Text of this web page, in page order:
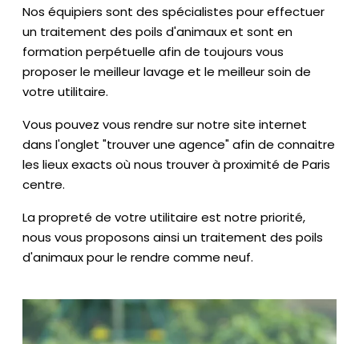
Nos équipiers sont des spécialistes pour effectuer
un traitement des poils d'animaux et sont en
formation perpétuelle afin de toujours vous
proposer le meilleur lavage et le meilleur soin de
votre utilitaire.
Vous pouvez vous rendre sur notre site internet
dans l'onglet "trouver une agence" afin de connaitre
les lieux exacts où nous trouver à proximité de Paris
centre.
La propreté de votre utilitaire est notre priorité,
nous vous proposons ainsi un traitement des poils
d'animaux pour le rendre comme neuf.